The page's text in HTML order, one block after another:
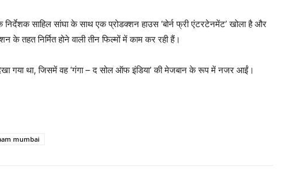
साहिल सांघा के साथ एक प्रोडक्शन हाउस ‘बोर्न फ्री एंटरटेनमेंट’ खोला है और
के तहत निर्मित होने वाली तीन फिल्मों में काम कर रही हैं।
गया था, जिसमें वह ‘गंगा – द सोल ऑफ इंडिया’ की मेजबान के रूप में नजर आईं।
mumbai